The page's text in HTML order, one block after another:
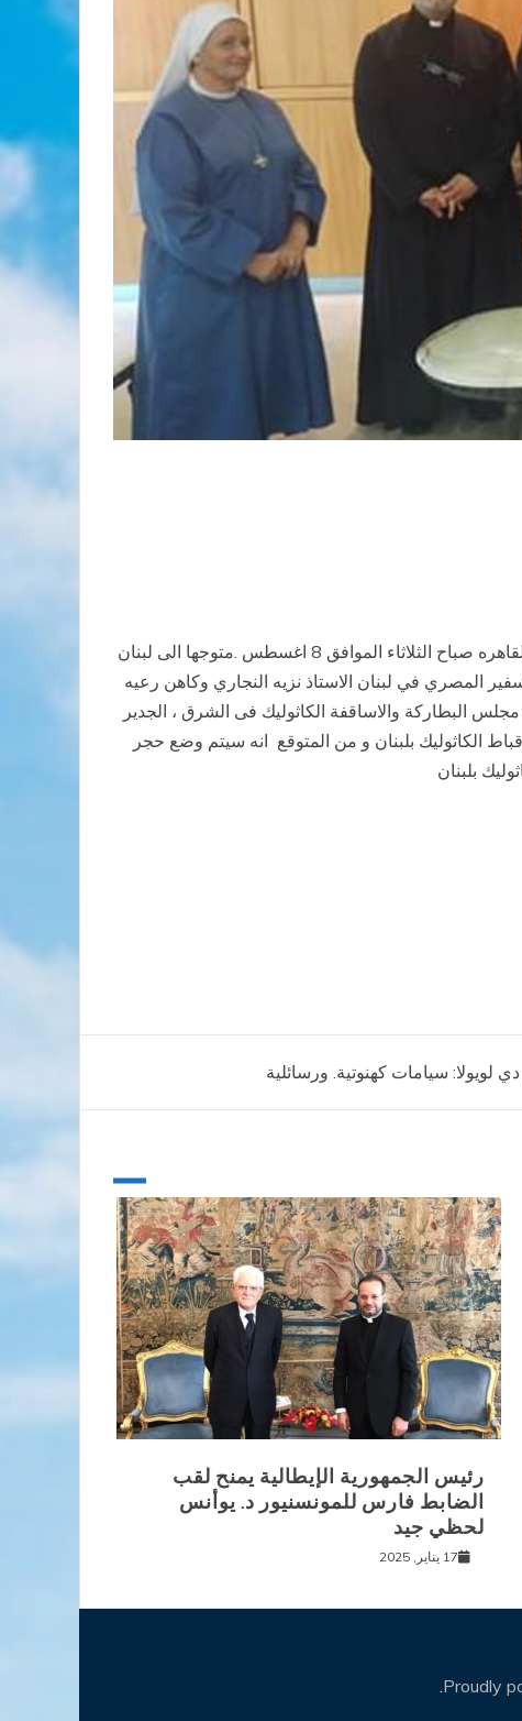
غادر صاحب الغبطة أبينا البطريرك ابراهيم اسحق بطريرك الاسكندريه وسائر الكرازه المرقسية للاقباط الكاثوليك،مطار القاهره صباح الثلاثاء الموافق 8 اغسطس .متوجها الى لبنان
المصري في لبنان الاستاذ نزيه النجاري وكاهن رعيه
البطاركة والاساقفة الكاثوليك فى الشرق ، الجدير
الكاثوليك بلبنان و من المتوقع انه سيتم وضع حجر
لويولا: سيامات كهنوتية. ورسائلية
رئيس الجمهورية الإيطالية يمنح لقب
الضابط فارس للمونسنيور د. يوأنس
لحظي جيد
17 يناير, 2025
Proudly